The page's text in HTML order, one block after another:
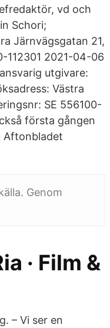
vd och
Schori;
Järnvägsgatan 21,
112301 2021-04-06
utgivare:
Västra
SE 556100-
första gången
Aftonbladet
Genom
· Film &
– Vi ser en